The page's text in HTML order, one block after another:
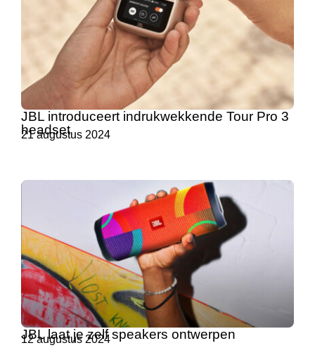
JBL introduceert indrukwekkende Tour Pro 3
headset
21 augustus 2024
JBL laat je zelf speakers ontwerpen
12 augustus 2024